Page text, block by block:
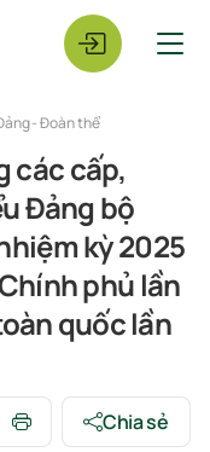
- Đoàn thể
các cấp,
Đảng bộ
kỳ 2025
phủ lần
quốc lần
Chia sẻ